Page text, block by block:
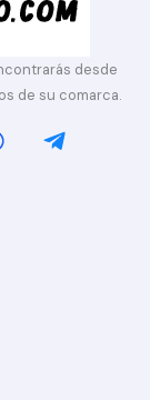
desde
de su comarca.